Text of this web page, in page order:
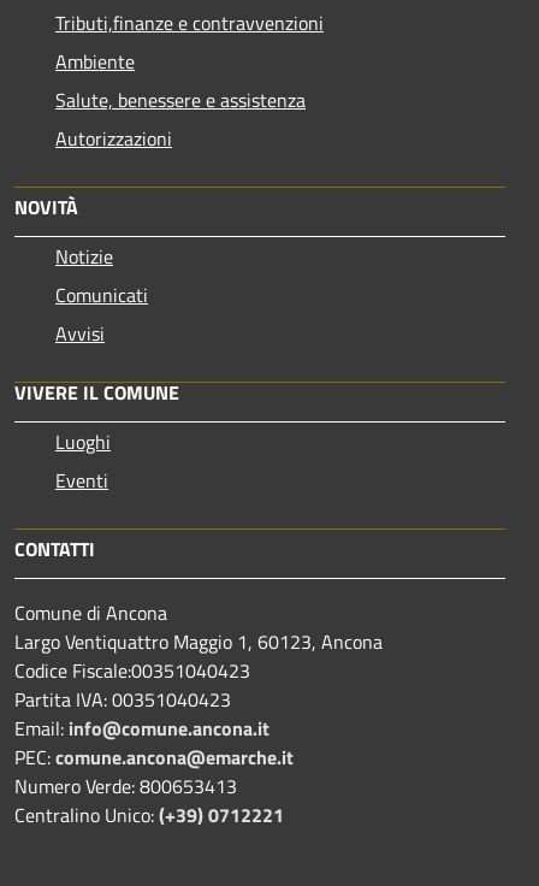
Tributi,finanze e contravvenzioni
Ambiente
Salute, benessere e assistenza
Autorizzazioni
NOVITÀ
Notizie
Comunicati
Avvisi
VIVERE IL COMUNE
Luoghi
Eventi
CONTATTI
Comune di Ancona
Largo Ventiquattro Maggio 1, 60123, Ancona
Codice Fiscale:00351040423
Partita IVA: 00351040423
Email: info@comune.ancona.it
PEC:comune.ancona@emarche.it
Numero Verde: 800653413
Centralino Unico:(+39) 0712221